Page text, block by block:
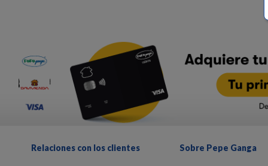
Relaciones con los clientes Sobre Pepe Ganga